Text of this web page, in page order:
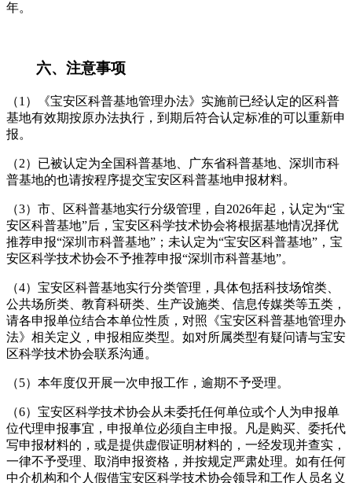
年。
六、注意事项
（1）《宝安区科普基地管理办法》实施前已经认定的区科普
基地有效期按原办法执行，到期后符合认定标准的可以重新申
报。
（2）已被认定为全国科普基地、广东省科普基地、深圳市科
普基地的也请按程序提交宝安区科普基地申报材料。
（3）市、区科普基地实行分级管理，自2026年起，认定为“宝
安区科普基地”后，宝安区科学技术协会将根据基地情况择优
推荐申报“深圳市科普基地”；未认定为“宝安区科普基地”，宝
安区科学技术协会不予推荐申报“深圳市科普基地”。
（4）宝安区科普基地实行分类管理，具体包括科技场馆类、
公共场所类、教育科研类、生产设施类、信息传媒类等五类，
请各申报单位结合本单位性质，对照《宝安区科普基地管理办
法》相关定义，申报相应类型。如对所属类型有疑问请与宝安
区科学技术协会联系沟通。
（5）本年度仅开展一次申报工作，逾期不予受理。
（6）宝安区科学技术协会从未委托任何单位或个人为申报单
位代理申报事宜，申报单位必须自主申报。凡是购买、委托代
写申报材料的，或是提供虚假证明材料的，一经发现并查实，
一律不予受理、取消申报资格，并按规定严肃处理。如有任何
中介机构和个人假借宝安区科学技术协会领导和工作人员名义